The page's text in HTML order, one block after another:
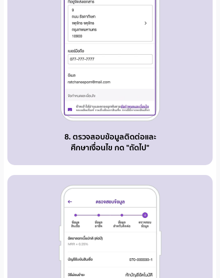
8. ตรวจสอบข้อมูลติดต่อและ
ศึกษาเงื่อนไข กด "ถัดไป"